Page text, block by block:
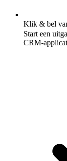
Klik & bel
Start een
CRM-